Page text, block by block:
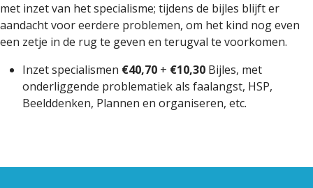
met inzet van het specialisme; tijdens de bijles blijft er
aandacht voor eerdere problemen, om het kind nog even
een zetje in de rug te geven en terugval te voorkomen.
Inzet specialismen €40,70 + €10,30 Bijles, met
onderliggende problematiek als faalangst, HSP,
Beelddenken, Plannen en organiseren, etc.